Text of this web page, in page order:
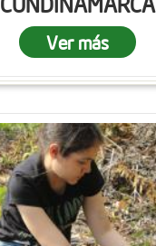
Ver más